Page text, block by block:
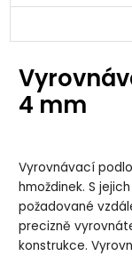
4 mm
Vyrovnávací
hmoždinek. S
požadované
precizně
konstrukce.